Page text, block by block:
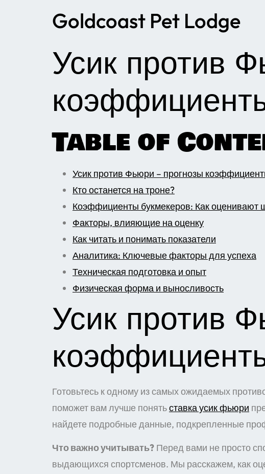
Goldcoast Pet Lodge
Усик против
Table of
Усик против Фьюри – прогнозы
Кто останется на троне?
Коэффициенты букмекеров: Как оценивают
Факторы, влияющие на оценку
Как читать и понимать показатели
Аналитика: Ключевые факторы для успеха
Техническая подготовка и опыт
Физическая форма и выносливость
Усик против
Готовьтесь к одному из самых ожидаемых
поможет вам лучше понятьставка усик фьюри
найдете подробные данные, подкрепленные
Что важно учитывать? Перед вами не просто
выдающихся спортсменов. Мы расскажем, как